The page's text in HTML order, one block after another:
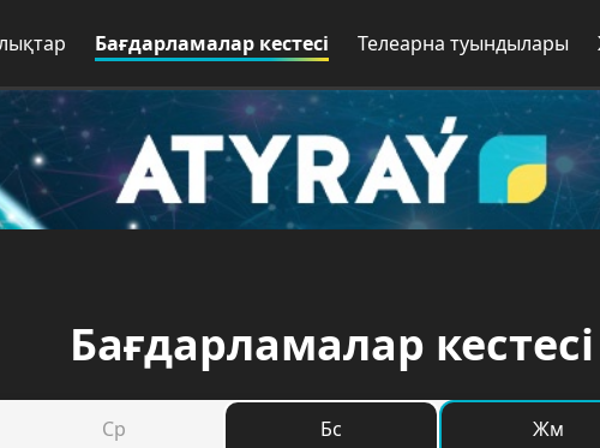
Бағдарламалар кестесі Телеарна туындылары
Бағдарламалар кестесі
Ср Бс Жм